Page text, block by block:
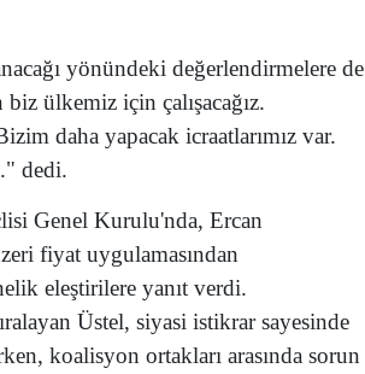
yönündeki değerlendirmelere de
ülkemiz için çalışacağız.
daha yapacak icraatlarımız var.
dedi.
Genel Kurulu'nda, Ercan
fiyat uygulamasından
eleştirilere yanıt verdi.
Üstel, siyasi istikrar sayesinde
koalisyon ortakları arasında sorun